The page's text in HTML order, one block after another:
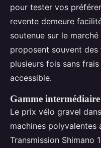
pour tester vos
revente demeure
soutenue sur le
proposent souvent
plusieurs fois sans
accessible.
Gamme
Le prix vélo gravel
machines polyvalentes
Transmission Shimano